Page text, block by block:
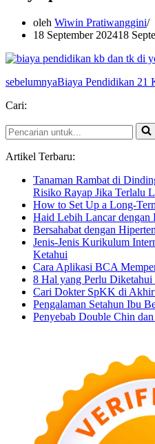
oleh Wiwin Pratiwanggini
18 September 202418
sebelumnyaBiaya Pendidikan 21
Cari:
Pencarian
untuk...
Artikel Terbaru:
Tanaman Rambat di
Risiko Rayap Jika Terlalu
How to Set Up a Long-
Haid Lebih Lancar
Bersahabat dengan
Jenis-Jenis Kurikulum
Ketahui
Cara Aplikasi BCA
8 Hal yang Perlu Diketahui
Cari Dokter SpKK di Akhir
Pengalaman Setahun Ibu
Penyebab Double Chin